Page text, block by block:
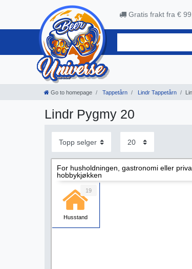
Gratis frakt fra €
Go to homepage Tappetårn Lindr Tappetårn
Lindr Pygmy 20
For husholdningen, gastronomi eller
hobbykjøkken
Husstand
19